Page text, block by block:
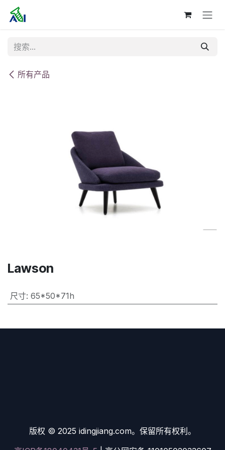
跳至内容
所有产品
Lawson
尺寸: 65*50*71h
版权 © 2025 idingjiang.com。保留所有权利。